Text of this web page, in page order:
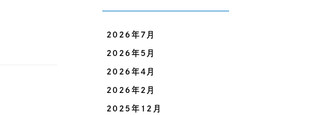
2026年7月
2026年5月
2026年4月
2026年2月
2025年12月